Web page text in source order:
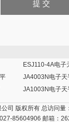
ESJ110-4A电子
JA4003N电子天
JA1003N电子天
司 版权所有 总访问量
85604906 邮箱：